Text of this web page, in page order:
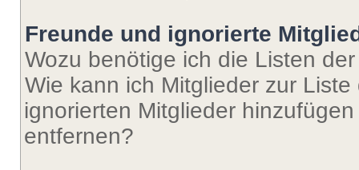
Freunde und ignorierte
Wozu benötige ich die Listen
Wie kann ich Mitglieder zur
ignorierten Mitglieder
entfernen?